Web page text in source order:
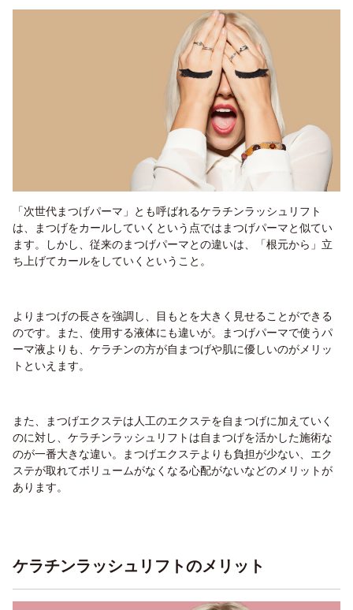
「次世代まつげパーマ」とも呼ばれるケラチンラッシュリフト
は、まつげをカールしていくという点ではまつげパーマと似てい
ます。しかし、従来のまつげパーマとの違いは、「根元から」立
ち上げてカールをしていくということ。
よりまつげの長さを強調し、目もとを大きく見せることができる
のです。また、使用する液体にも違いが。まつげパーマで使うパ
ーマ液よりも、ケラチンの方が自まつげや肌に優しいのがメリッ
トといえます。
また、まつげエクステは人工のエクステを自まつげに加えていく
のに対し、ケラチンラッシュリフトは自まつげを活かした施術な
のが一番大きな違い。まつげエクステよりも負担が少ない、エク
ステが取れてボリュームがなくなる心配がないなどのメリットが
あります。
ケラチンラッシュリフトのメリット